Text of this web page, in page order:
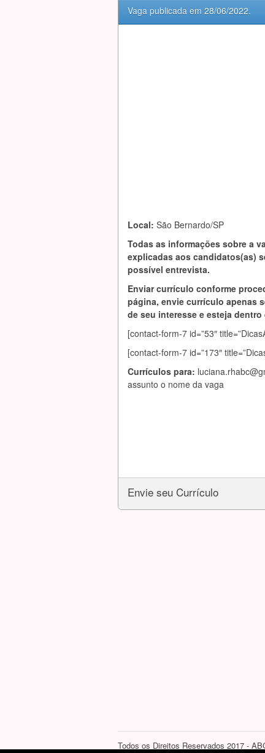
Vaga publicada em 28/06/2022.
Local: São Bernardo/SP
Todas as informações sobre a
explicadas aos candidatos(as)
possível entrevista.
Enviar currículo conforme
página, envie currículo apenas
de seu interesse e esteja
[contact-form-7 id=”53″
[contact-form-7 id=”173″
Currículos para:
assunto o nome da vaga
Envie seu Currículo
Todos os Direitos Reservados 2017 -